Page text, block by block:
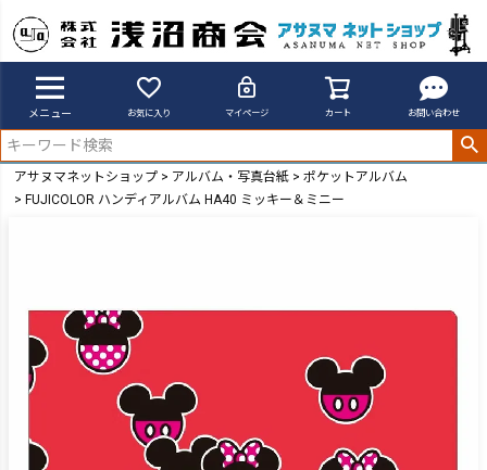
メニュー お気に入り マイページ カート お問い合わせ
アサヌマネットショップ アルバム・写真台紙
ポケットアルバム
FUJICOLOR ハンディアルバム HA40 ミッキー＆ミニー